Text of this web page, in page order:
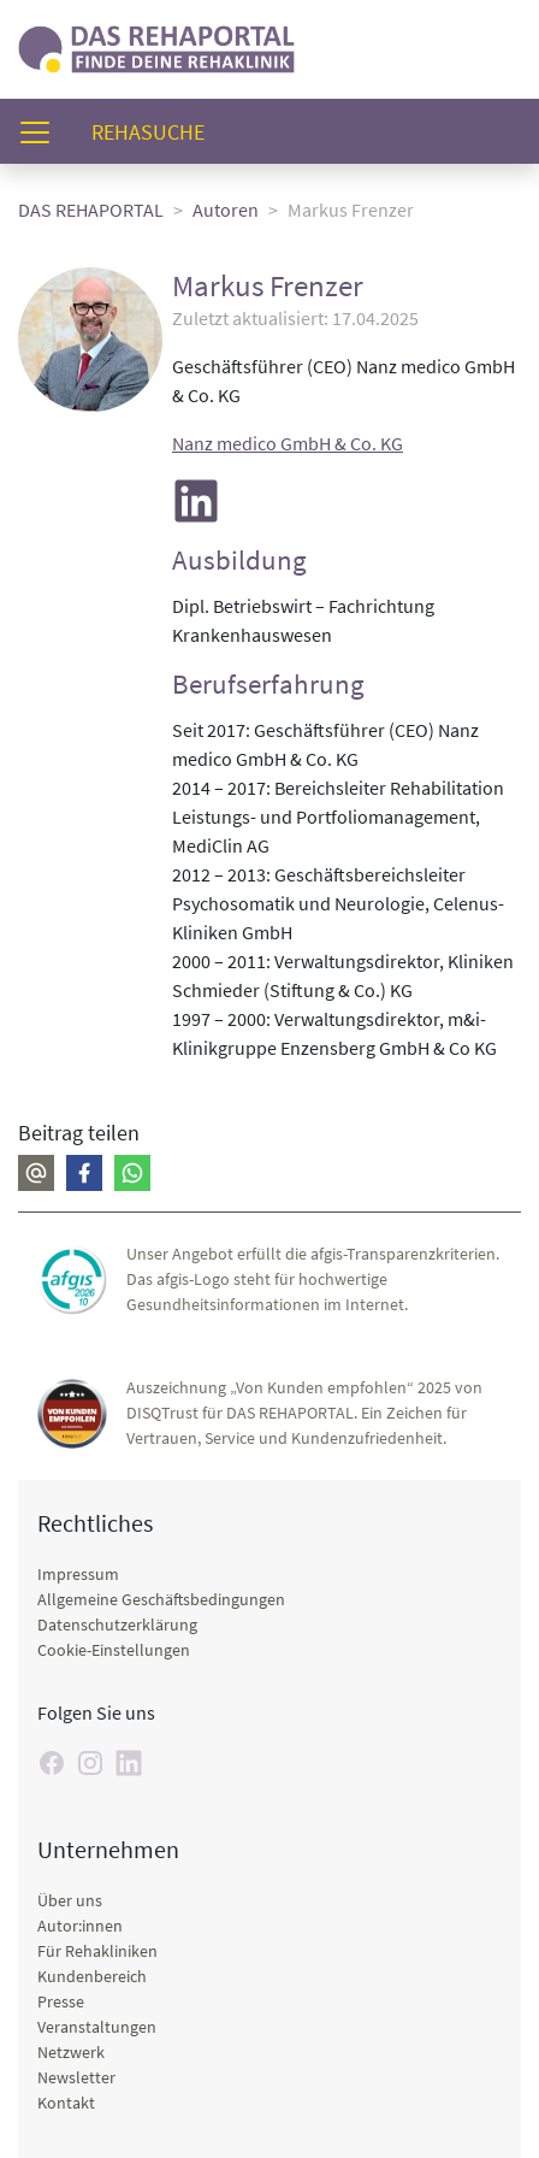
REHASUCHE(AKTUELL)
DAS REHAPORTAL Autoren Markus Frenzer
Markus Frenzer
Zuletzt aktualisiert: 17.04.2025
Geschäftsführer (CEO) Nanz medico GmbH
& Co. KG
Nanz medico GmbH & Co. KG
Ausbildung
Dipl. Betriebswirt – Fachrichtung
Krankenhauswesen
Berufserfahrung
Seit 2017: Geschäftsführer (CEO) Nanz
medico GmbH & Co. KG
2014 – 2017: Bereichsleiter Rehabilitation
Leistungs- und Portfoliomanagement,
MediClin AG
2012 – 2013: Geschäftsbereichsleiter
Psychosomatik und Neurologie, Celenus-
Kliniken GmbH
2000 – 2011: Verwaltungsdirektor, Kliniken
Schmieder (Stiftung & Co.) KG
1997 – 2000: Verwaltungsdirektor, m&i-
Klinikgruppe Enzensberg GmbH & Co KG
Beitrag teilen
Unser Angebot erfüllt die afgis-Transparenzkriterien.
Das afgis-Logo steht für hochwertige
Gesundheitsinformationen im Internet.
Auszeichnung „Von Kunden empfohlen“ 2025 von
DISQTrust für DAS REHAPORTAL. Ein Zeichen für
Vertrauen, Service und Kundenzufriedenheit.
Rechtliches
Impressum
Allgemeine Geschäftsbedingungen
Datenschutzerklärung
Cookie-Einstellungen
Folgen Sie uns
Unternehmen
Über uns
Autor:innen
Für Rehakliniken
Kundenbereich
Presse
Veranstaltungen
Netzwerk
Newsletter
Kontakt